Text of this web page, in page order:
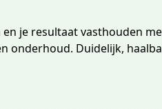
je resultaat vasthouden
onderhoud. Duidelijk,